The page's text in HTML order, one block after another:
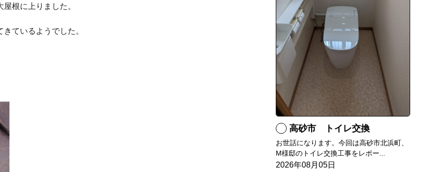
根に上りました。
ているようでした。
高砂市 トイレ交換
お世話になります。今回は高砂市北浜町、
M様邸のトイレ交換工事をレポー...
2026年08月05日